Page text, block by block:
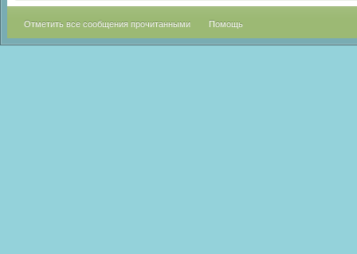
Отметить все сообщения прочитанными Помощь